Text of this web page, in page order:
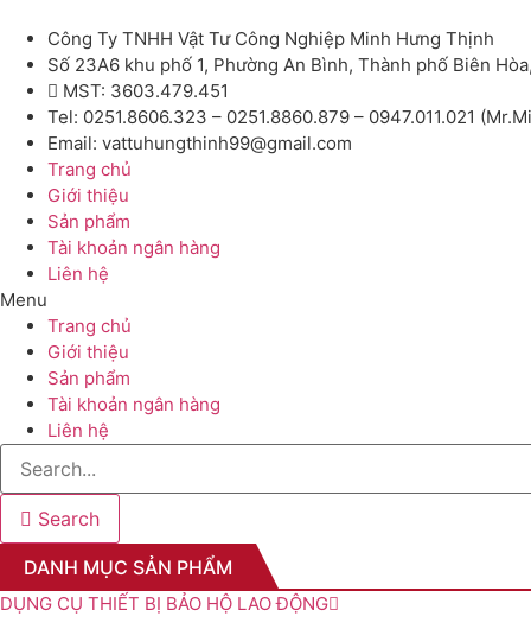
Công Ty TNHH Vật Tư Công Nghiệp Minh Hưng Thịnh
Số 23A6 khu phố 1, Phường An Bình, Thành phố Biên
MST: 3603.479.451
Tel: 0251.8606.323 – 0251.8860.879 – 0947.011.021
Email: vattuhungthinh99@gmail.com
Trang chủ
Giới thiệu
Sản phẩm
Tài khoản ngân hàng
Liên hệ
Menu
Trang chủ
Giới thiệu
Sản phẩm
Tài khoản ngân hàng
Liên hệ
Search
DANH MỤC SẢN PHẨM
DỤNG CỤ THIẾT BỊ BẢO HỘ LAO ĐỘNG